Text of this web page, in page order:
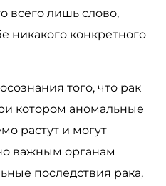
всего лишь слово,
никакого конкретного
того, что рак
котором аномальные
растут и могут
важным органам
последствия рака,